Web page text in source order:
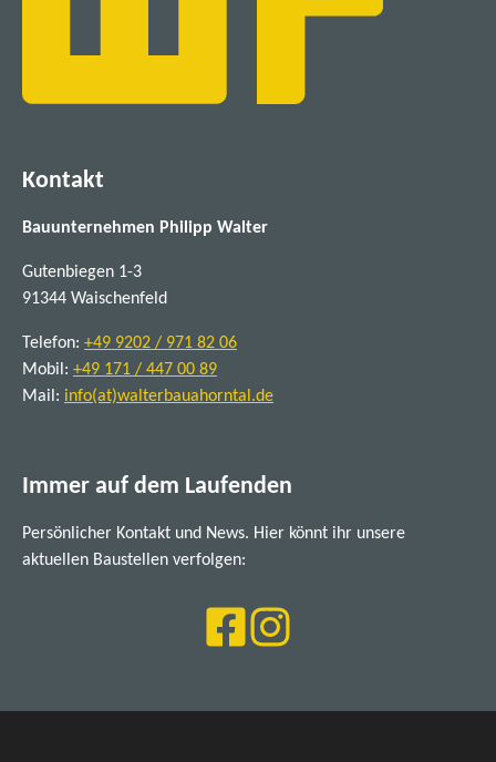
Kontakt
Bauunternehmen Philipp Walter
Gutenbiegen 1-3
91344 Waischenfeld
Telefon: +49 9202 / 971 82 06
Mobil: +49 171 / 447 00 89
Mail: info(at)walterbauahorntal.de
Immer auf dem Laufenden
Persönlicher Kontakt und News. Hier könnt ihr unsere
aktuellen Baustellen verfolgen: